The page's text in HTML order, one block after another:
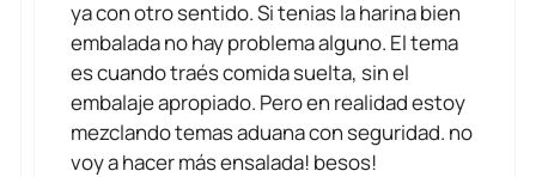
ya con otro sentido. Si tenias la harina bien
embalada no hay problema alguno. El tema
es cuando traés comida suelta, sin el
embalaje apropiado. Pero en realidad estoy
mezclando temas aduana con seguridad. no
voy a hacer más ensalada! besos!